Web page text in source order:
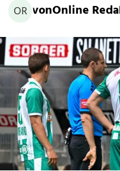
OR vonOnline